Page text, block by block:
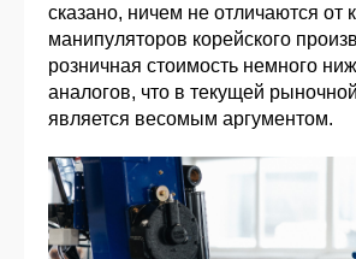
сказано, ничем не отличаются от
манипуляторов корейского
розничная стоимость немного
аналогов, что в текущей
является весомым аргументом.